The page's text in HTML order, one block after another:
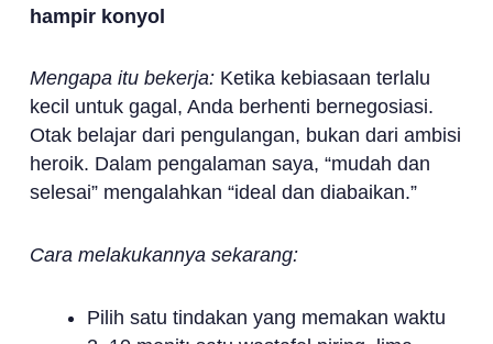
hampir konyol
Mengapa itu bekerja:Ketika kebiasaan terlalu
kecil untuk gagal, Anda berhenti bernegosiasi.
Otak belajar dari pengulangan, bukan dari ambisi
heroik. Dalam pengalaman saya, “mudah dan
selesai” mengalahkan “ideal dan diabaikan.”
Cara melakukannya sekarang:
Pilih satu tindakan yang memakan waktu